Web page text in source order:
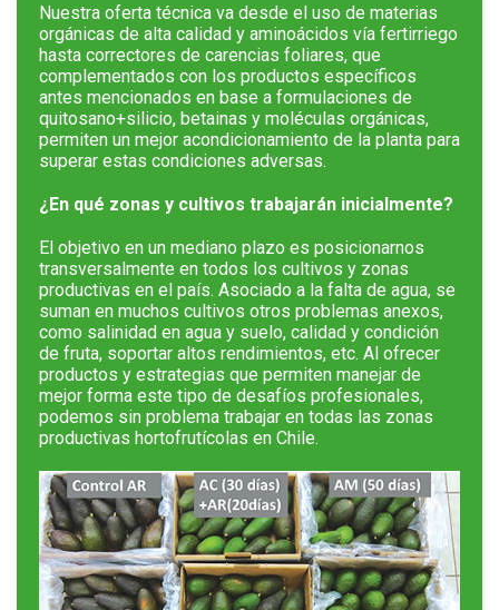
Nuestra oferta técnica va desde el uso de materias
orgánicas de alta calidad y aminoácidos vía fertirriego
hasta correctores de carencias foliares, que
complementados con los productos específicos
antes mencionados en base a formulaciones de
quitosano+silicio, betainas y moléculas orgánicas,
permiten un mejor acondicionamiento de la planta para
superar estas condiciones adversas.
¿En qué zonas y cultivos trabajarán inicialmente?
El objetivo en un mediano plazo es posicionarnos
transversalmente en todos los cultivos y zonas
productivas en el país. Asociado a la falta de agua, se
suman en muchos cultivos otros problemas anexos,
como salinidad en agua y suelo, calidad y condición
de fruta, soportar altos rendimientos, etc. Al ofrecer
productos y estrategias que permiten manejar de
mejor forma este tipo de desafíos profesionales,
podemos sin problema trabajar en todas las zonas
productivas hortofrutícolas en Chile.